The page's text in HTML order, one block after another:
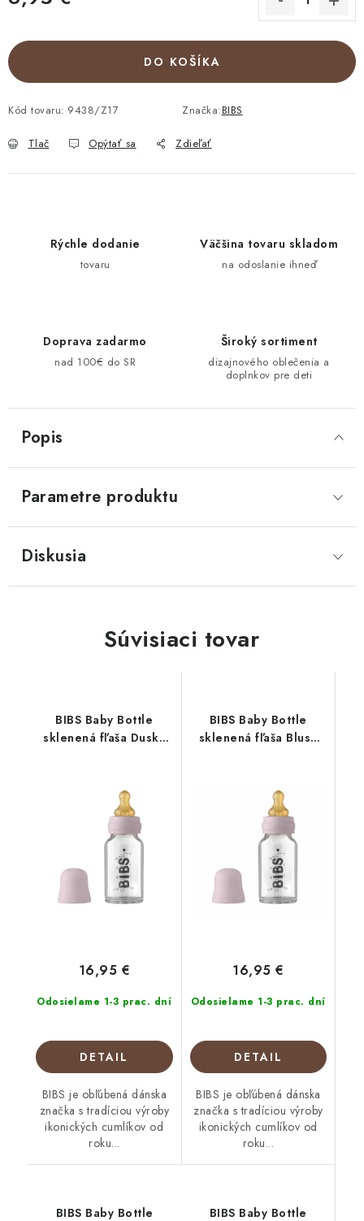
DO KOŠÍKA
Kód tovaru: 9438/Z17 Značka:BIBS
Tlač Opýtať sa Zdieľať
Rýchle dodanie
tovaru
Väčšina tovaru skladom
na odoslanie ihneď
Doprava zadarmo
nad 100€ do SR
Široký sortiment
dizajnového oblečenia a
doplnkov pre deti
Popis
Parametre produktu
Diskusia
Súvisiaci tovar
BIBS Baby Bottle
sklenená fľaša Dusky
Odosielame 1-3 prac. dní
16,95 €
DETAIL
BIBS je obľúbená dánska
značka s tradíciou výroby
ikonických cumlíkov od
roku...
BIBS Baby Bottle
sklenená fľaša Blush
Odosielame 1-3 prac. dní
16,95 €
DETAIL
BIBS je obľúbená dánska
značka s tradíciou výroby
ikonických cumlíkov od
roku...
BIBS Baby Bottle BIBS Baby Bottle